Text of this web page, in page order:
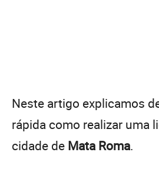
Neste artigo explicamos
rápida como realizar uma
cidade de Mata Roma.